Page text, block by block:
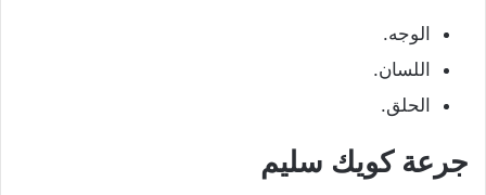
الوجه.
اللسان.
الحلق.
جرعة كويك سليم